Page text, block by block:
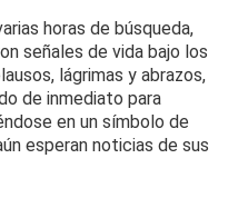
horas de búsqueda,
señales de vida bajo los
lágrimas y abrazos,
de inmediato para
en un símbolo de
esperan noticias de sus